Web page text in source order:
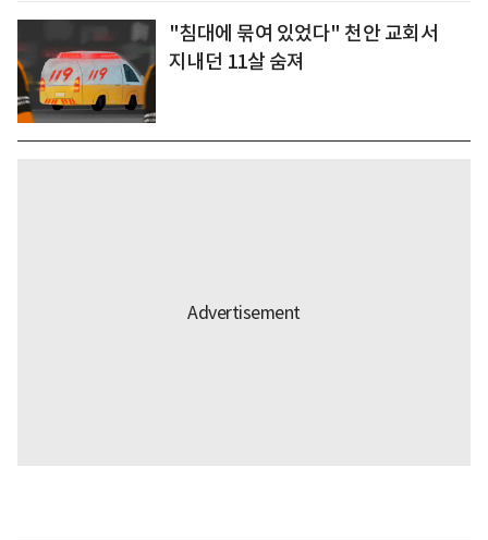
"침대에 묶여 있었다" 천안 교회서
지내던 11살 숨져